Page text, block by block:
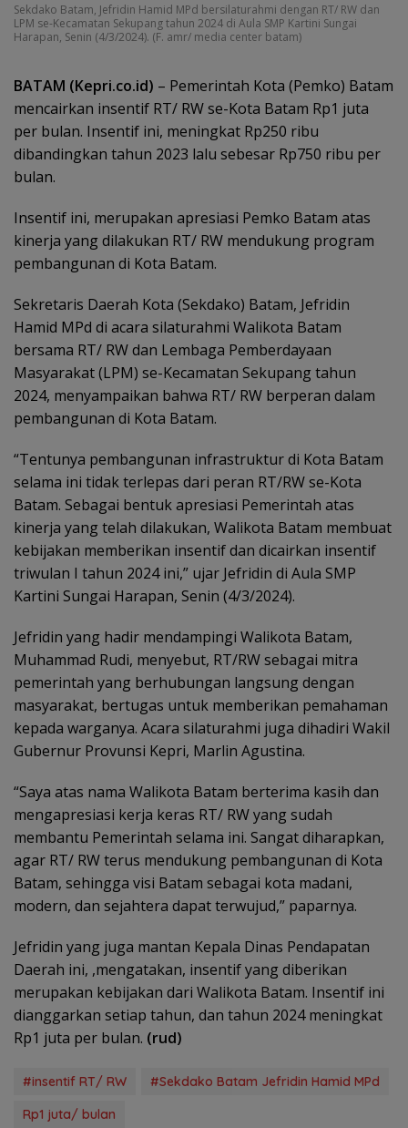
Sekdako Batam, Jefridin Hamid MPd bersilaturahmi dengan RT/ RW dan
LPM se-Kecamatan Sekupang tahun 2024 di Aula SMP Kartini Sungai
Harapan, Senin (4/3/2024). (F. amr/ media center batam)
BATAM (Kepri.co.id) – Pemerintah Kota (Pemko) Batam
mencairkan insentif RT/ RW se-Kota Batam Rp1 juta
per bulan. Insentif ini, meningkat Rp250 ribu
dibandingkan tahun 2023 lalu sebesar Rp750 ribu per
bulan.
Insentif ini, merupakan apresiasi Pemko Batam atas
kinerja yang dilakukan RT/ RW mendukung program
pembangunan di Kota Batam.
Sekretaris Daerah Kota (Sekdako) Batam, Jefridin
Hamid MPd di acara silaturahmi Walikota Batam
bersama RT/ RW dan Lembaga Pemberdayaan
Masyarakat (LPM) se-Kecamatan Sekupang tahun
2024, menyampaikan bahwa RT/ RW berperan dalam
pembangunan di Kota Batam.
“Tentunya pembangunan infrastruktur di Kota Batam
selama ini tidak terlepas dari peran RT/RW se-Kota
Batam. Sebagai bentuk apresiasi Pemerintah atas
kinerja yang telah dilakukan, Walikota Batam membuat
kebijakan memberikan insentif dan dicairkan insentif
triwulan I tahun 2024 ini,” ujar Jefridin di Aula SMP
Kartini Sungai Harapan, Senin (4/3/2024).
Jefridin yang hadir mendampingi Walikota Batam,
Muhammad Rudi, menyebut, RT/RW sebagai mitra
pemerintah yang berhubungan langsung dengan
masyarakat, bertugas untuk memberikan pemahaman
kepada warganya. Acara silaturahmi juga dihadiri Wakil
Gubernur Provunsi Kepri, Marlin Agustina.
“Saya atas nama Walikota Batam berterima kasih dan
mengapresiasi kerja keras RT/ RW yang sudah
membantu Pemerintah selama ini. Sangat diharapkan,
agar RT/ RW terus mendukung pembangunan di Kota
Batam, sehingga visi Batam sebagai kota madani,
modern, dan sejahtera dapat terwujud,” paparnya.
Jefridin yang juga mantan Kepala Dinas Pendapatan
Daerah ini, ,mengatakan, insentif yang diberikan
merupakan kebijakan dari Walikota Batam. Insentif ini
dianggarkan setiap tahun, dan tahun 2024 meningkat
Rp1 juta per bulan. (rud)
#insentif RT/ RW
#Sekdako Batam Jefridin Hamid MPd
Rp1 juta/ bulan